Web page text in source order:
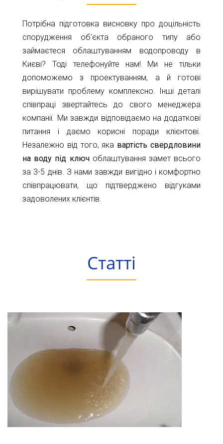
Потрібна підготовка висновку про доцільність
спорудження об'єкта обраного типу або
займаєтеся облаштуванням водопроводу в
Києві? Тоді телефонуйте нам! Ми не тільки
допоможемо з проектуванням, а й готові
вирішувати проблему комплексно. Інші деталі
співпраці звертайтесь до свого менеджера
компанії. Ми завжди відповідаємо на додаткові
питання і даємо корисні поради клієнтові.
Незалежно від того, яка вартість свердловини
на воду під ключ облаштування замет всього
за 3-5 днів. З нами завжди вигідно і комфортно
співпрацювати, що підтверджено відгуками
задоволених клієнтів.
Статті